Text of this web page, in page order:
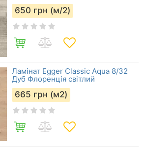
650 грн (м/2)
Ламінат Egger Classic Aqua 8/32
Дуб Флоренція світлий
665 грн (м2)